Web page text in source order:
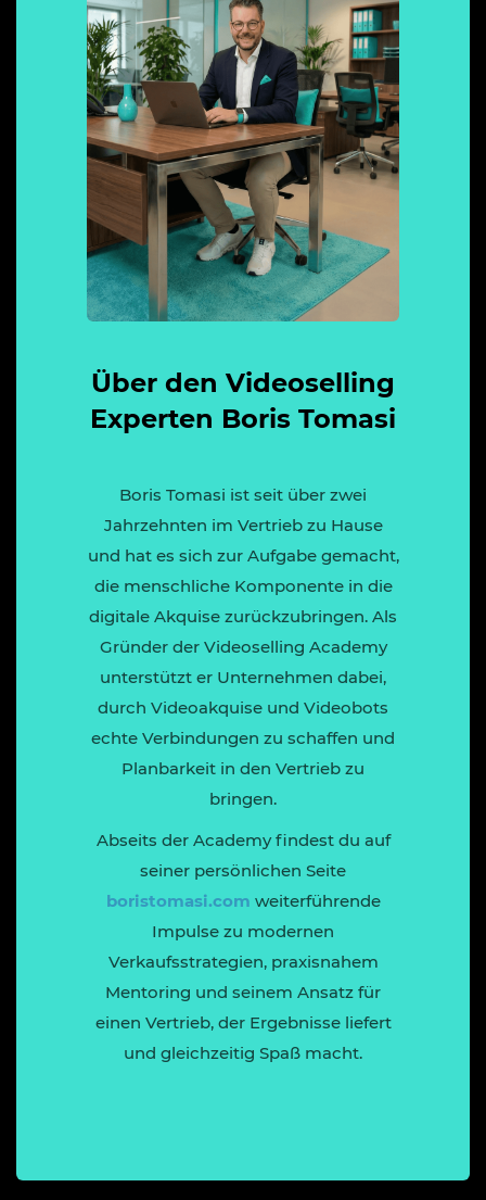
Über den Videoselling
Experten Boris Tomasi
Boris Tomasi ist seit über zwei
Jahrzehnten im Vertrieb zu Hause
und hat es sich zur Aufgabe gemacht,
die menschliche Komponente in die
digitale Akquise zurückzubringen. Als
Gründer der Videoselling Academy
unterstützt er Unternehmen dabei,
durch Videoakquise und Videobots
echte Verbindungen zu schaffen und
Planbarkeit in den Vertrieb zu
bringen.
Abseits der Academy findest du auf
seiner persönlichen Seite
boristomasi.com weiterführende
Impulse zu modernen
Verkaufsstrategien, praxisnahem
Mentoring und seinem Ansatz für
einen Vertrieb, der Ergebnisse liefert
und gleichzeitig Spaß macht.